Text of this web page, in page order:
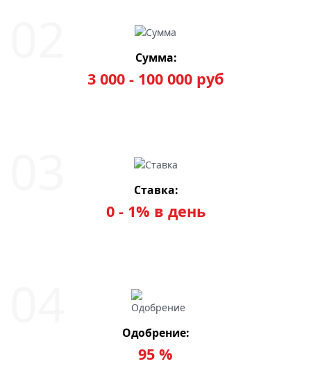
Сумма:
3 000 - 100 000 руб
Ставка:
0 - 1% в день
Одобрение:
95 %